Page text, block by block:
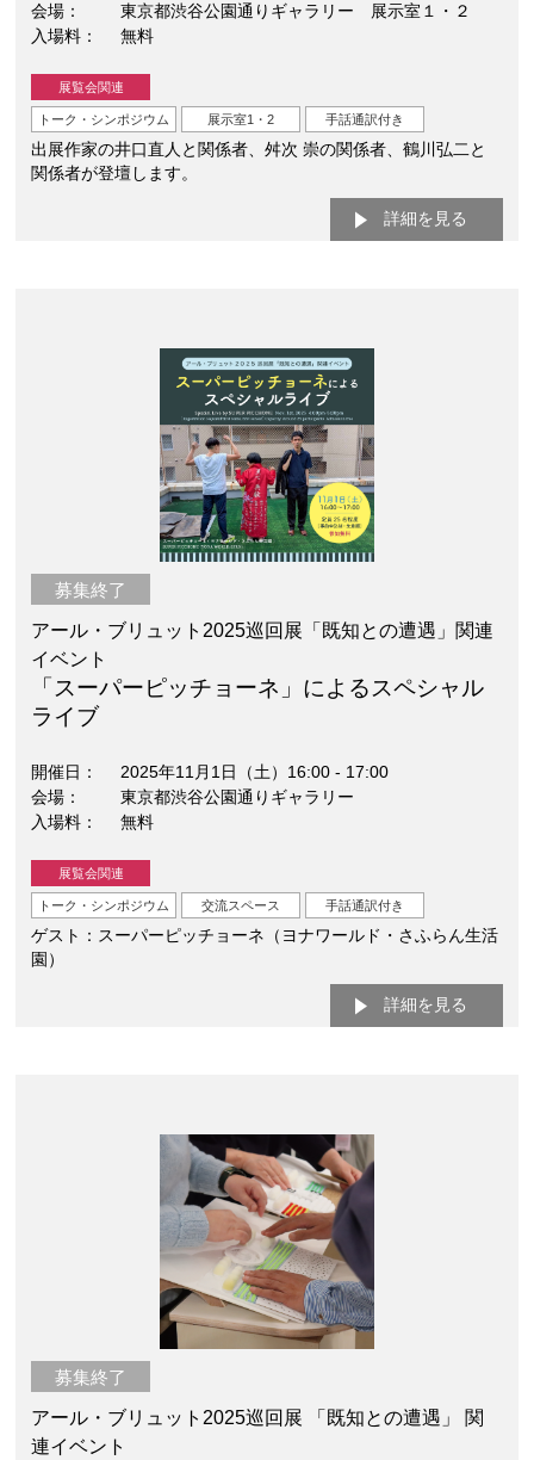
会場
東京都渋谷公園通りギャラリー 展示室１・２
入場料
無料
展覧会関連
トーク・シンポジウム 展示室1・2 手話通訳付き
出展作家の井口直人と関係者、舛次 崇の関係者、鶴川弘二と
関係者が登壇します。
詳細を見る
募集終了
アール・ブリュット2025巡回展「既知との遭遇」関連
イベント
「スーパーピッチョーネ」によるスペシャル
ライブ
開催日
2025年11月1日（土）16:00 - 17:00
会場
東京都渋谷公園通りギャラリー
入場料
無料
展覧会関連
トーク・シンポジウム 交流スペース 手話通訳付き
ゲスト：スーパーピッチョーネ（ヨナワールド・さふらん生活
園）
詳細を見る
募集終了
アール・ブリュット2025巡回展 「既知との遭遇」 関
連イベント